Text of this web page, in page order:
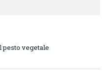
pesto vegetale